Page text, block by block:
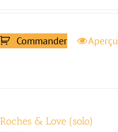
Commander Aperçu
Roches & Love (solo)